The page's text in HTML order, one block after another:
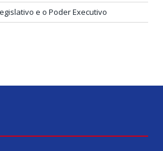
e o Poder Executivo